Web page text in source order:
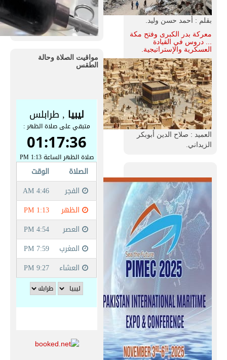
بقلم : أحمد حسن وليد.
معركة بدر الكبرى وفتح مكة
... دروس في القيادة
العسكرية والإستراتيجية.
العميد : صلاح الدين أبوبكر
الزيداني.
مواقيت الصلاة وحالة
الطقس